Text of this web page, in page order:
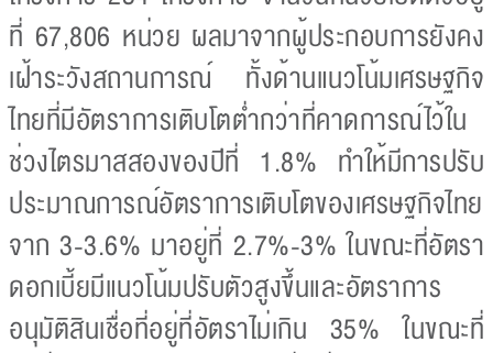
ที่ 67,806 หน่วย ผลมาจากผู้ประกอบการยังคง
เฝ้าระวังสถานการณ์ ทั้งด้านแนวโน้มเศรษฐกิจ
ไทยที่มีอัตราการเติบโตต่ำกว่าที่คาดการณ์ไว้ใน
ช่วงไตรมาสสองของปีที่ 1.8% ทำให้มีการปรับ
ประมาณการณ์อัตราการเติบโตของเศรษฐกิจไทย
จาก 3-3.6% มาอยู่ที่ 2.7%-3% ในขณะที่อัตรา
ดอกเบี้ยมีแนวโน้มปรับตัวสูงขึ้นและอัตราการ
อนุมัติสินเชื่อที่อยู่ที่อัตราไม่เกิน 35% ในขณะที่